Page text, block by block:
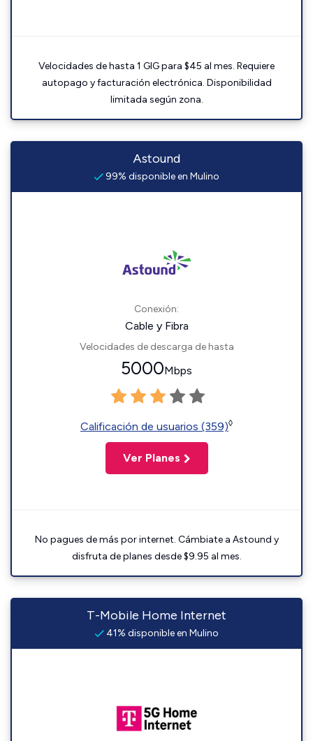
Velocidades de hasta 1 GIG para $45 al mes. Requiere
autopago y facturación electrónica. Disponibilidad
limitada según zona.
Astound
99% disponible en Mulino
Conexión:
Cable y Fibra
Velocidades de descarga de hasta
5000Mbps
Calificación de usuarios (359)◊
Ver Planes
No pagues de más por internet. Cámbiate a Astound y
disfruta de planes desde $9.95 al mes.
T-Mobile Home Internet
41% disponible en Mulino